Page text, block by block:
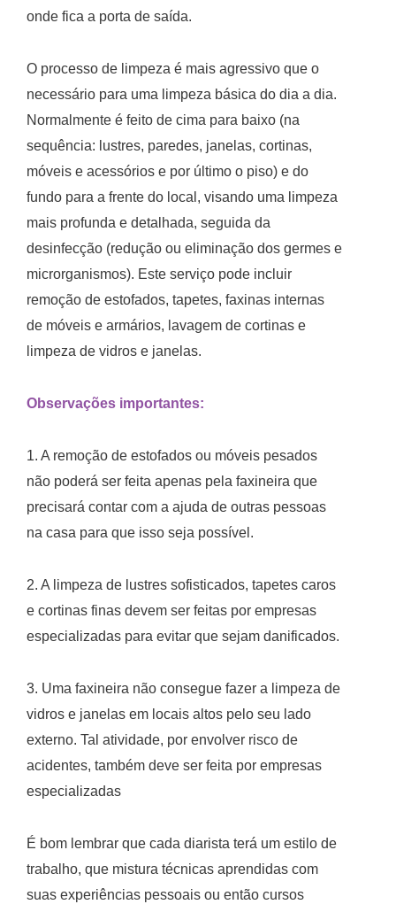
onde fica a porta de saída.
O processo de limpeza é mais agressivo que o
necessário para uma limpeza básica do dia a dia.
Normalmente é feito de cima para baixo (na
sequência: lustres, paredes, janelas, cortinas,
móveis e acessórios e por último o piso) e do
fundo para a frente do local, visando uma limpeza
mais profunda e detalhada, seguida da
desinfecção (redução ou eliminação dos germes e
microrganismos). Este serviço pode incluir
remoção de estofados, tapetes, faxinas internas
de móveis e armários, lavagem de cortinas e
limpeza de vidros e janelas.
Observações importantes:
1. A remoção de estofados ou móveis pesados
não poderá ser feita apenas pela faxineira que
precisará contar com a ajuda de outras pessoas
na casa para que isso seja possível.
2. A limpeza de lustres sofisticados, tapetes caros
e cortinas finas devem ser feitas por empresas
especializadas para evitar que sejam danificados.
3. Uma faxineira não consegue fazer a limpeza de
vidros e janelas em locais altos pelo seu lado
externo. Tal atividade, por envolver risco de
acidentes, também deve ser feita por empresas
especializadas
É bom lembrar que cada diarista terá um estilo de
trabalho, que mistura técnicas aprendidas com
suas experiências pessoais ou então cursos